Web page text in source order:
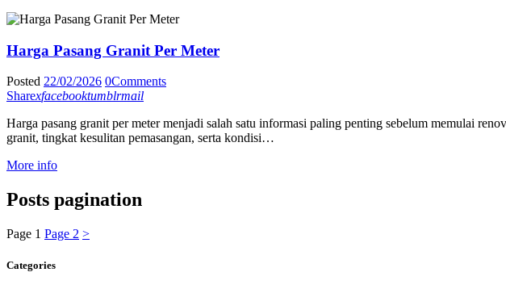
Harga Pasang Granit Per Meter
Posted 22/02/2026 0Comments
Sharexfacebooktumblrmail
Harga pasang granit per meter menjadi salah satu informasi paling penting sebelum memulai
granit, tingkat kesulitan pemasangan, serta kondisi…
More info
Posts pagination
Page 1 Page 2 >
Categories